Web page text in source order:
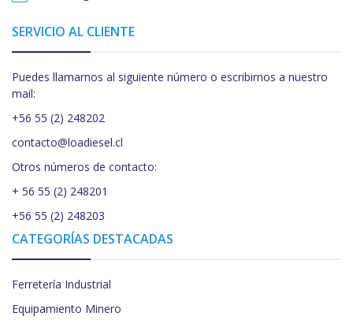
SERVICIO AL CLIENTE
Puedes llamarnos al siguiente número o escribirnos a nuestro
mail:
+56 55 (2) 248202
contacto@loadiesel.cl
Otros números de contacto:
+ 56 55 (2) 248201
+56 55 (2) 248203
CATEGORÍAS DESTACADAS
Ferretería Industrial
Equipamiento Minero